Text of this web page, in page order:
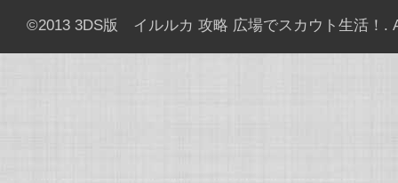
©2013 3DS版 イルルカ 攻略 広場でスカウト生活！ .